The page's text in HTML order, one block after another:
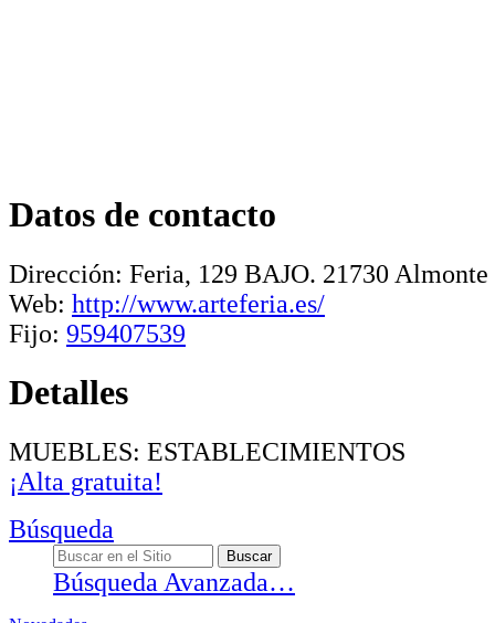
Datos de contacto
Dirección: Feria, 129 BAJO. 21730 Almonte
Web: http://www.arteferia.es/
Fijo: 959407539
Detalles
MUEBLES: ESTABLECIMIENTOS
¡Alta gratuita!
Búsqueda
Búsqueda Avanzada…